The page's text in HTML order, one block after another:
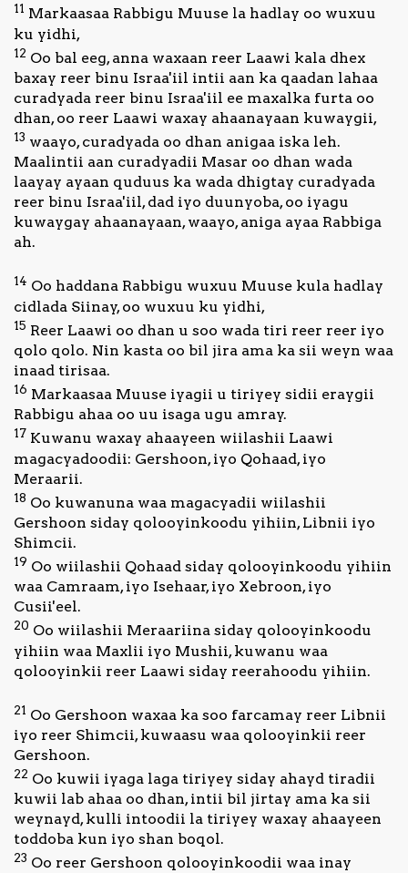
11 Markaasaa Rabbigu Muuse la hadlay oo wuxuu
ku yidhi,
12 Oo bal eeg, anna waxaan reer Laawi kala dhex
baxay reer binu Israa'iil intii aan ka qaadan lahaa
curadyada reer binu Israa'iil ee maxalka furta oo
dhan, oo reer Laawi waxay ahaanayaan kuwaygii,
13 waayo, curadyada oo dhan anigaa iska leh.
Maalintii aan curadyadii Masar oo dhan wada
laayay ayaan quduus ka wada dhigtay curadyada
reer binu Israa'iil, dad iyo duunyoba, oo iyagu
kuwaygay ahaanayaan, waayo, aniga ayaa Rabbiga
ah.
14 Oo haddana Rabbigu wuxuu Muuse kula hadlay
cidlada Siinay, oo wuxuu ku yidhi,
15 Reer Laawi oo dhan u soo wada tiri reer reer iyo
qolo qolo. Nin kasta oo bil jira ama ka sii weyn waa
inaad tirisaa.
16 Markaasaa Muuse iyagii u tiriyey sidii eraygii
Rabbigu ahaa oo uu isaga ugu amray.
17 Kuwanu waxay ahaayeen wiilashii Laawi
magacyadoodii: Gershoon, iyo Qohaad, iyo
Meraarii.
18 Oo kuwanuna waa magacyadii wiilashii
Gershoon siday qolooyinkoodu yihiin, Libnii iyo
Shimcii.
19 Oo wiilashii Qohaad siday qolooyinkoodu yihiin
waa Camraam, iyo Isehaar, iyo Xebroon, iyo
Cusii'eel.
20 Oo wiilashii Meraariina siday qolooyinkoodu
yihiin waa Maxlii iyo Mushii, kuwanu waa
qolooyinkii reer Laawi siday reerahoodu yihiin.
21 Oo Gershoon waxaa ka soo farcamay reer Libnii
iyo reer Shimcii, kuwaasu waa qolooyinkii reer
Gershoon.
22 Oo kuwii iyaga laga tiriyey siday ahayd tiradii
kuwii lab ahaa oo dhan, intii bil jirtay ama ka sii
weynayd, kulli intoodii la tiriyey waxay ahaayeen
toddoba kun iyo shan boqol.
23 Oo reer Gershoon qolooyinkoodii waa inay